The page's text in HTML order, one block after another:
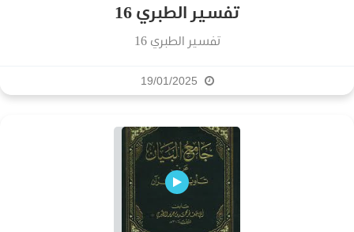
تفسير الطبري 16
تفسير الطبري 16